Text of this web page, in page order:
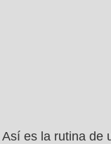
Así es la rutina de